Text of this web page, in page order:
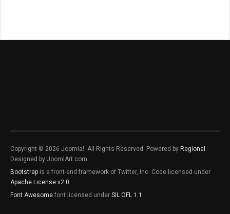
Copyright © 2026 Joomla!. All Rights Reserved. Powered by Regional -
Designed by JoomlArt.com.
Bootstrap is a front-end framework of Twitter, Inc. Code licensed under
Apache License v2.0
Font Awesome font licensed under SIL OFL 1.1